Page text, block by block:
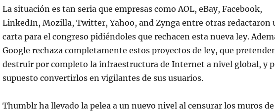
La situación es tan seria que empresas como AOL, eBay, Facebook,
LinkedIn, Mozilla, Twitter, Yahoo, and Zynga entre otras redactaron
carta para el congreso pidiéndoles que rechacen esta nueva ley.
Google rechaza completamente estos proyectos de ley, que
destruir por completo la infraestructura de Internet a nivel global, y
supuesto convertirlos en vigilantes de sus usuarios.
Thumblr ha llevado la pelea a un nuevo nivel al censurar los muros